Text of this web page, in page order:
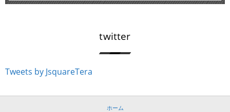
twitter
Tweets by JsquareTera
ホーム